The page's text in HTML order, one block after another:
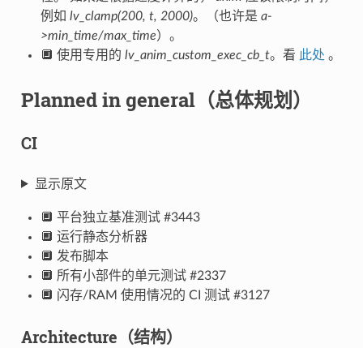
例如 lv_clamp(200, t, 2000)。（也许是 a-
>min_time/max_time）。
🔲 使用专用的 lv_anim_custom_exec_cb_t。看 此处 。
Planned in general（总体规划）
CI
显示原文
🔲 平台独立基准测试 #3443
🔲 运行静态分析器
🔲 发布脚本
🔲 所有小部件的单元测试 #2337
🔲 闪存/RAM 使用情况的 CI 测试 #3127
Architecture（结构）